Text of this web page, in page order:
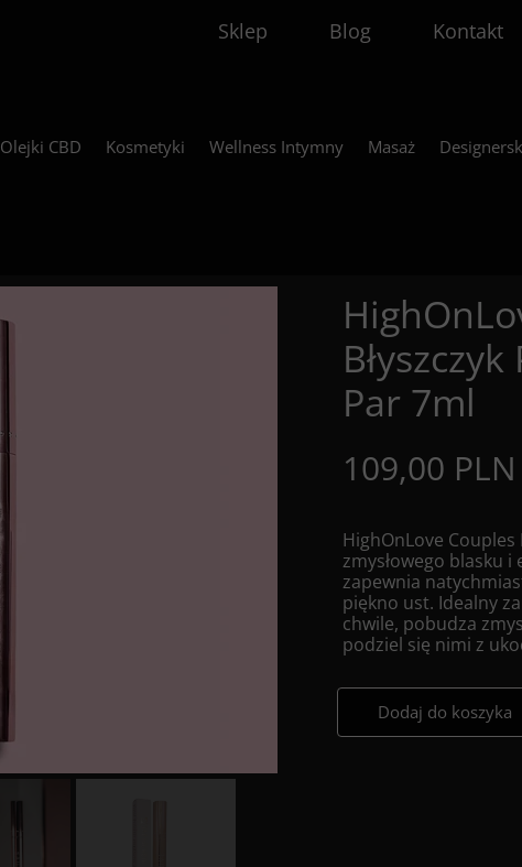
Olejki CBD Kosmetyki Wellness Intymny Masaż
Sklep Blog Kontakt
Dodaj do koszyka
HighOnLove
zmysłowego blasku
zapewnia
piękno ust. Idealny
chwile, pobudza
podziel się nimi z
109,00 PLN
Par 7ml